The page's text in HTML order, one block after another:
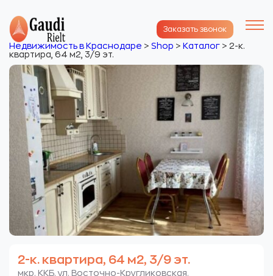
Заказать звонок
Недвижимость в Краснодаре > Shop > Каталог > 2-к.
квартира, 64 м2, 3/9 эт.
2-к. квартира, 64 м2, 3/9 эт.
мкр. ККБ. ул. Восточно-Кругликовская.